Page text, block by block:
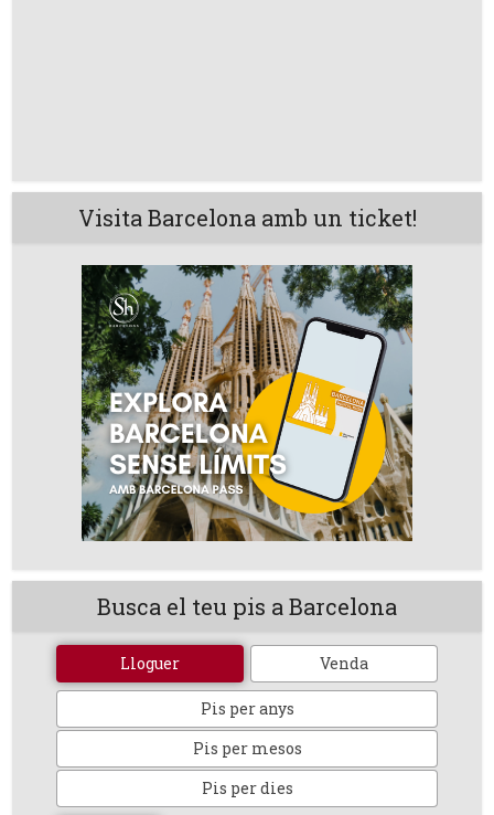
Visita Barcelona amb un ticket!
Busca el teu pis a Barcelona
Lloguer Venda
Pis per anys
Pis per mesos
Pis per dies